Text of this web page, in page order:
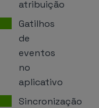
atribuição
Gatilhos
de
eventos
no
aplicativo
Sincronização